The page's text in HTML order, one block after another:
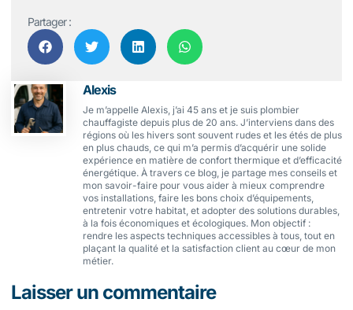
Partager :
Alexis
Je m’appelle Alexis, j’ai 45 ans et je suis plombier
chauffagiste depuis plus de 20 ans. J’interviens dans des
régions où les hivers sont souvent rudes et les étés de plus
en plus chauds, ce qui m’a permis d’acquérir une solide
expérience en matière de confort thermique et d’efficacité
énergétique. À travers ce blog, je partage mes conseils et
mon savoir-faire pour vous aider à mieux comprendre
vos installations, faire les bons choix d’équipements,
entretenir votre habitat, et adopter des solutions durables,
à la fois économiques et écologiques. Mon objectif :
rendre les aspects techniques accessibles à tous, tout en
plaçant la qualité et la satisfaction client au cœur de mon
métier.
Laisser un commentaire